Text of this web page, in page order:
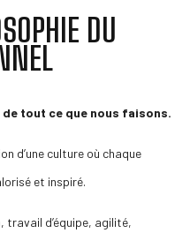
DU
tout ce que nous faisons.
d’une culture où chaque
et inspiré.
travail d’équipe, agilité,